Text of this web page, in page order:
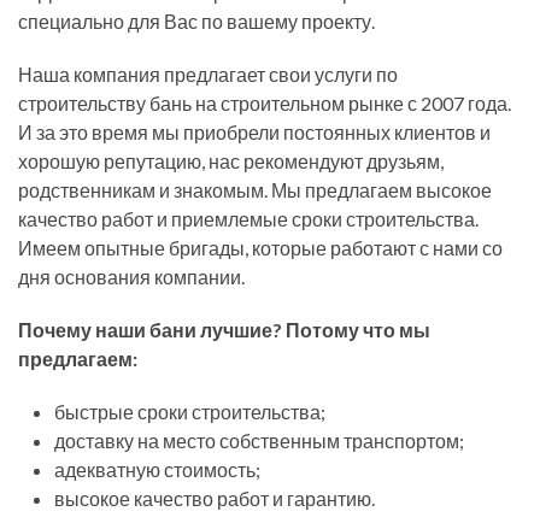
специально для Вас по вашему проекту.
Наша компания предлагает свои услуги по
строительству бань на строительном рынке с 2007 года.
И за это время мы приобрели постоянных клиентов и
хорошую репутацию, нас рекомендуют друзьям,
родственникам и знакомым. Мы предлагаем высокое
качество работ и приемлемые сроки строительства.
Имеем опытные бригады, которые работают с нами со
дня основания компании.
Почему наши бани лучшие? Потому что мы
предлагаем:
быстрые сроки строительства;
доставку на место собственным транспортом;
адекватную стоимость;
высокое качество работ и гарантию.